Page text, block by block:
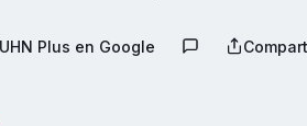
Plus en Google